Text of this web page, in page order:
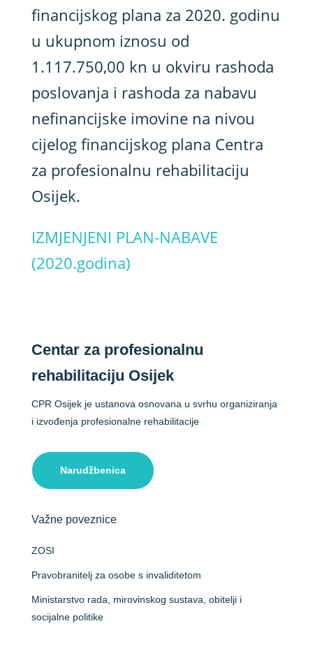
financijskog plana za 2020. godinu
u ukupnom iznosu od
1.117.750,00 kn u okviru rashoda
poslovanja i rashoda za nabavu
nefinancijske imovine na nivou
cijelog financijskog plana Centra
za profesionalnu rehabilitaciju
Osijek.
IZMJENJENI PLAN-NABAVE
(2020.godina)
Centar za profesionalnu
rehabilitaciju Osijek
CPR Osijek je ustanova osnovana u svrhu organiziranja
i izvođenja profesionalne rehabilitacije
Narudžbenica
Važne poveznice
ZOSI
Pravobranitelj za osobe s invaliditetom
Ministarstvo rada, mirovinskog sustava, obitelji i
socijalne politike